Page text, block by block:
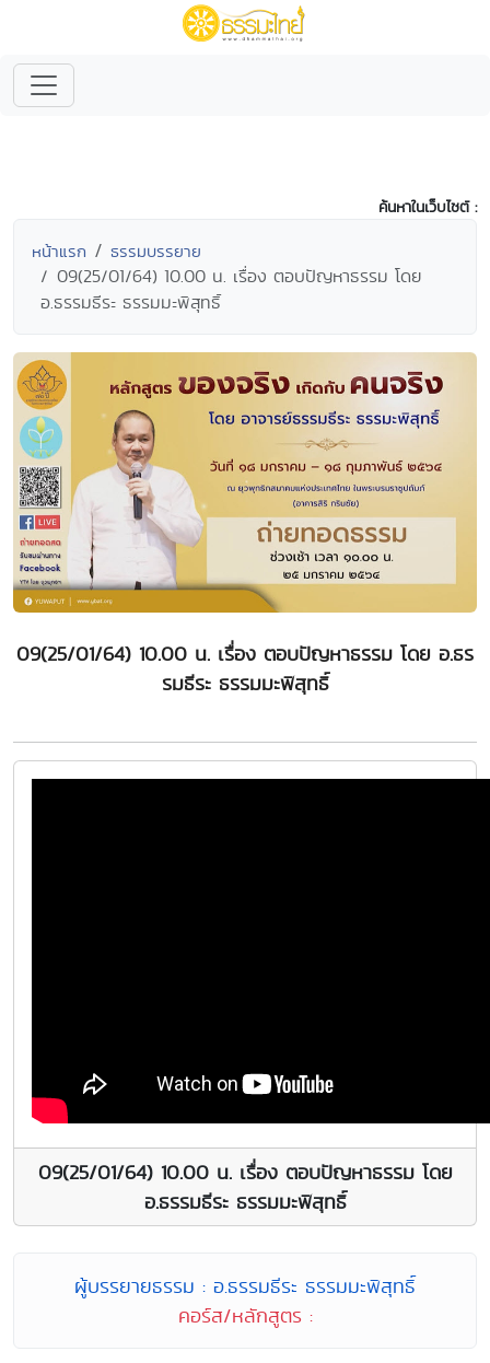
ค้นหาในเว็บไซต์ :
หน้าแรก ธรรมบรรยาย
09(25/01/64) 10.00 น. เรื่อง ตอบปัญหาธรรม โดย
อ.ธรรมธีระ ธรรมมะพิสุทธิ์
09(25/01/64) 10.00 น. เรื่อง ตอบปัญหาธรรม โดย อ.ธร
รมธีระ ธรรมมะพิสุทธิ์
09(25/01/64) 10.00 น. เรื่อง ตอบปัญหาธรรม โดย
อ.ธรรมธีระ ธรรมมะพิสุทธิ์
ผู้บรรยายธรรม : อ.ธรรมธีระ ธรรมมะพิสุทธิ์
คอร์ส/หลักสูตร :